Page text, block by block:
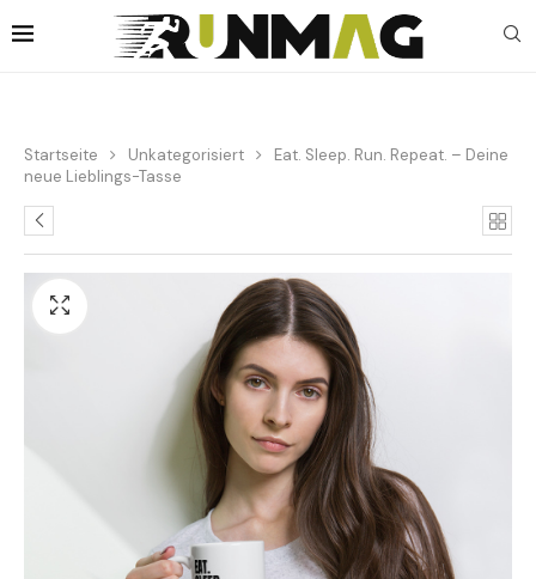
Startseite Unkategorisiert
Eat. Sleep. Run. Repeat. – Deine
neue Lieblings-Tasse